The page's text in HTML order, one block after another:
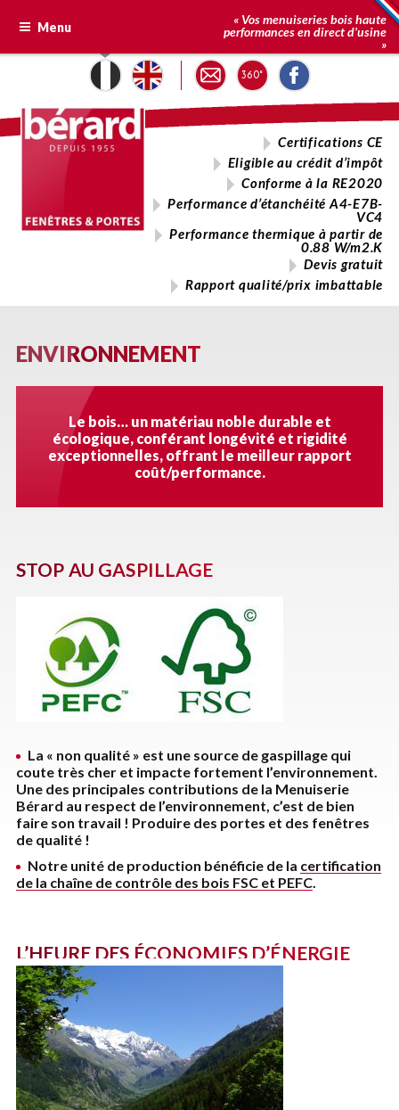
contenu
« Vos menuiseries bois haute
performances en direct d’usine
»
Certifications CE
Eligible au crédit d’impôt
Conforme à la RE2020
Performance d’étanchéité A4-E7B-
VC4
Performance thermique à partir de
0.88 W/m2.K
Devis gratuit
Rapport qualité/prix imbattable
Menu
ENVIRONNEMENT
Le bois… un matériau noble durable et
écologique, conférant longévité et rigidité
exceptionnelles, offrant le meilleur rapport
coût/performance.
STOP AU GASPILLAGE
La « non qualité » est une source de gaspillage qui
coute très cher et impacte fortement l’environnement.
Une des principales contributions de la Menuiserie
Bérard au respect de l’environnement, c’est de bien
faire son travail ! Produire des portes et des fenêtres
de qualité !
Notre unité de production bénéficie de la certification
de la chaîne de contrôle des bois FSC et PEFC.
L’HEURE DES ÉCONOMIES D’ÉNERGIE